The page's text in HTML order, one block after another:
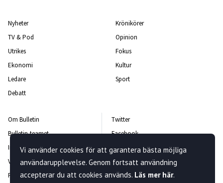
Nyheter
TV & Pod
Utrikes
Ekonomi
Ledare
Debatt
Krönikörer
Opinion
Fokus
Kultur
Sport
Om Bulletin
Bulletin-teamet
Integritetspolicy
Vanliga frågor och svar
Rättelsepolicy
Twitter
Facebook
Instagram
Kontakta oss
Nyhetsbrev
Vi använder cookies för att garantera bästa möjliga
användarupplevelse. Genom fortsatt användning
accepterar du att cookies används. Läs mer här.